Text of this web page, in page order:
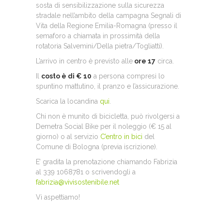
sosta di sensibilizzazione sulla sicurezza
stradale nell’ambito della campagna Segnali di
Vita della Regione Emilia-Romagna (presso il
semaforo a chiamata in prossimità della
rotatoria Salvemini/Della pietra/Togliatti).
L’arrivo in centro è previsto alle ore 17 circa.
Il costo è di € 10 a persona compresi lo
spuntino mattutino, il pranzo e l’assicurazione.
Scarica la locandina qui.
Chi non è munito di bicicletta, può rivolgersi a
Demetra Social Bike per il noleggio (€ 15 al
giorno) o al servizio C’entro in bici del
Comune di Bologna (previa iscrizione).
E’ gradita la prenotazione chiamando Fabrizia
al 339 1068781 o scrivendogli a
fabrizia@vivisostenibile.net
Vi aspettiamo!